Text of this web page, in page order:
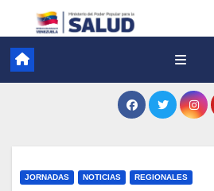
JORNADAS NOTICIAS REGIONALES